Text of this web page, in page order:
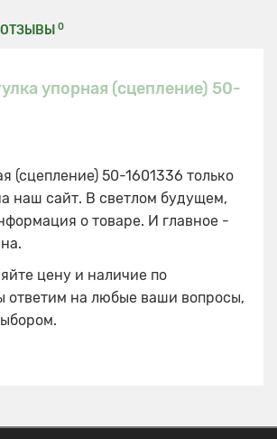
ОТЗЫВЫ 0
упорная (сцепление) 50-
(сцепление) 50-1601336 только
наш сайт. В светлом будущем,
о товаре. И главное -
цену и наличие по
ответим на любые ваши вопросы,